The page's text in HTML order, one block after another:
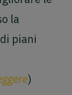
la
piani
)